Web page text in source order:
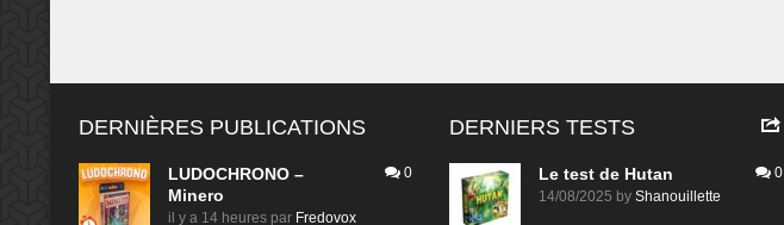
DERNIÈRES PUBLICATIONS
LUDOCHRONO –
Minero
il y a 14 heures par Fredovox
0
DERNIERS TESTS
Le test de Hutan
14/08/2025 by Shanouillette
0